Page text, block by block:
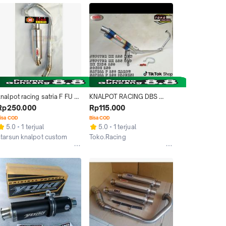
racing satria F FU
DBS
COD
5.0
1 terjual
knalpot custom
KNALPOT RACING DBS
BLUEMOON ALL TYPE
JUPITER MX NEW,JUPITER
MX OLD,SONIC 150,MX
KING 150,SATRIA F
FI,SATRIA FU KARBU
Rp115.000
Bisa COD
5.0
1 terjual
Toko.Racing